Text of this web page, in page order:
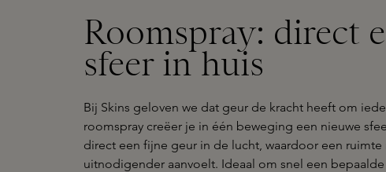
Roomspray: direct
sfeer in huis
Bij Skins geloven we dat geur de kracht heeft om
roomspray creëer je in één beweging een nieuwe
direct een fijne geur in de lucht, waardoor een ruimte
uitnodigender aanvoelt. Ideaal om snel een